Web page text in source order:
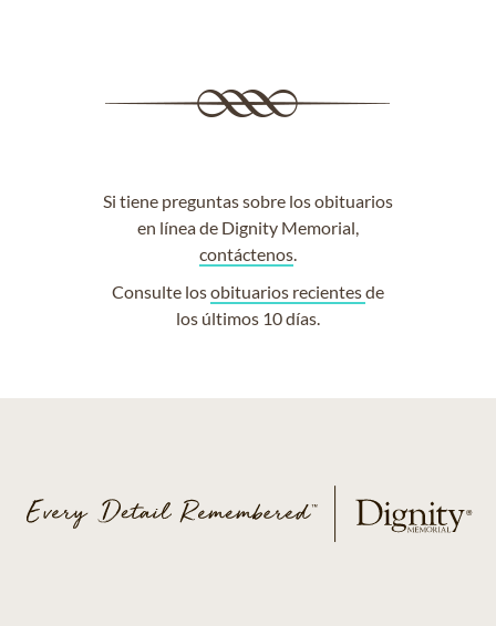
Si tiene preguntas sobre los obituarios
en línea de Dignity Memorial,
contáctenos.
Consulte losobituarios recientesde
los últimos 10 días.